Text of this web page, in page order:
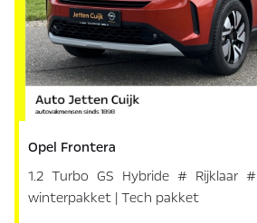
Opel Frontera
1.2 Turbo GS Hybride # Rijklaar #
winterpakket | Tech pakket